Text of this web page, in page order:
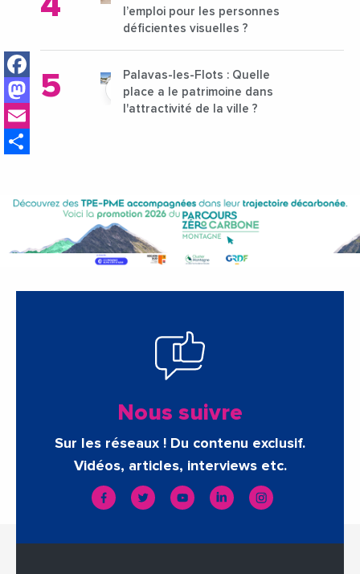
Facebook
Mastodon
l’emploi pour les personnes
déficientes visuelles ?
Palavas-les-Flots : Quelle
place a le patrimoine dans
l'attractivité de la ville ?
Nous suivre
Sur les réseaux ! Du contenu exclusif.
Vidéos, articles, interviews etc.